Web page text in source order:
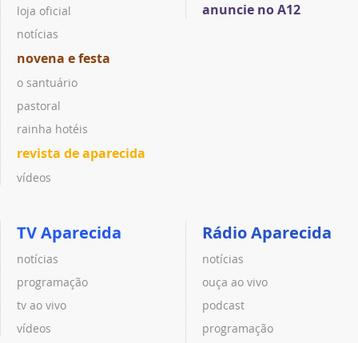
loja oficial
notícias
novena e festa
o santuário
pastoral
rainha hotéis
revista de aparecida
vídeos
anuncie no A12
TV Aparecida
notícias
programação
tv ao vivo
vídeos
Rádio Aparecida
notícias
ouça ao vivo
podcast
programação